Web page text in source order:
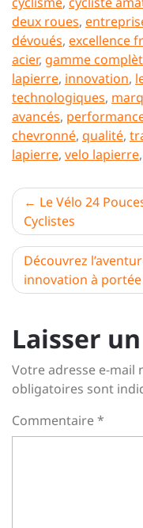
deux roues,
dévoués, excellence
acier, gamme
lapierre, innovation,
technologiques,
avancés,
chevronné, qualité,
lapierre, velo lapierre,
de
l’article
Le Vélo 24
Cyclistes
Découvrez
innovation à
Laisser
Votre adresse e-mail
obligatoires sont
Commentaire*